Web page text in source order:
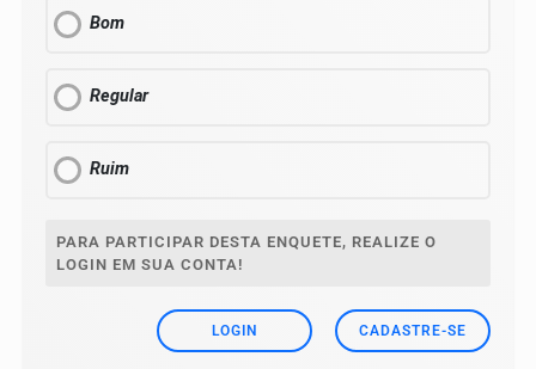
Bom
Regular
Ruim
PARA PARTICIPAR DESTA ENQUETE, REALIZE O
LOGIN EM SUA CONTA!
LOGIN CADASTRE-SE